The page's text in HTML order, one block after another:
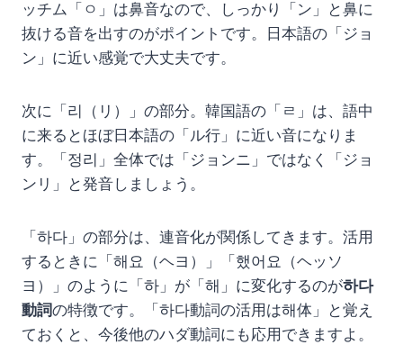
ッチム「ㅇ」は鼻音なので、しっかり「ン」と鼻に
抜ける音を出すのがポイントです。日本語の「ジョ
ン」に近い感覚で大丈夫です。
次に「리（リ）」の部分。韓国語の「ㄹ」は、語中
に来るとほぼ日本語の「ル行」に近い音になりま
す。「정리」全体では「ジョンニ」ではなく「ジョ
ンリ」と発音しましょう。
「하다」の部分は、連音化が関係してきます。活用
するときに「해요（ヘヨ）」「했어요（ヘッソ
ヨ）」のように「하」が「해」に変化するのが하다
動詞の特徴です。「하다動詞の活用は해体」と覚え
ておくと、今後他のハダ動詞にも応用できますよ。